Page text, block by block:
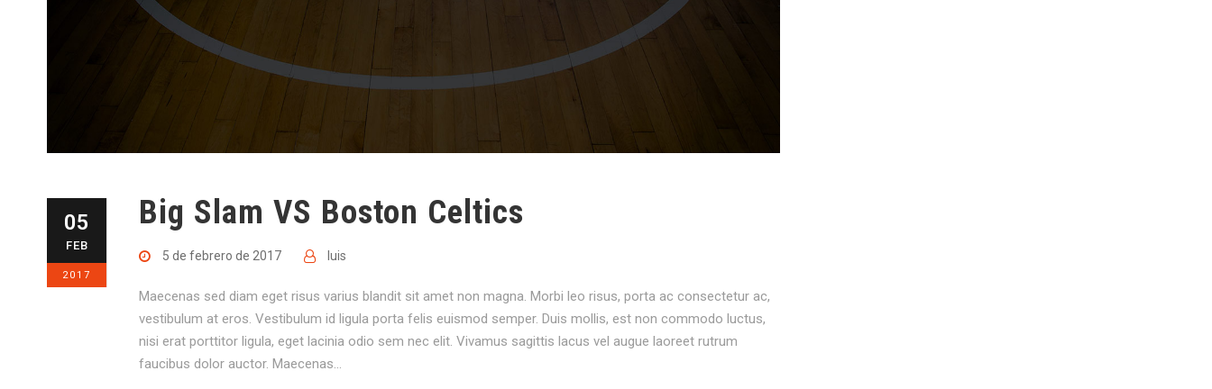
05
FEB
2017
Big Slam VS Boston Celtics
5 de febrero de 2017 luis
Maecenas sed diam eget risus varius blandit sit amet non magna. Morbi leo risus, porta ac consectetur ac,
vestibulum at eros. Vestibulum id ligula porta felis euismod semper. Duis mollis, est non commodo luctus,
nisi erat porttitor ligula, eget lacinia odio sem nec elit. Vivamus sagittis lacus vel augue laoreet rutrum
faucibus dolor auctor. Maecenas...